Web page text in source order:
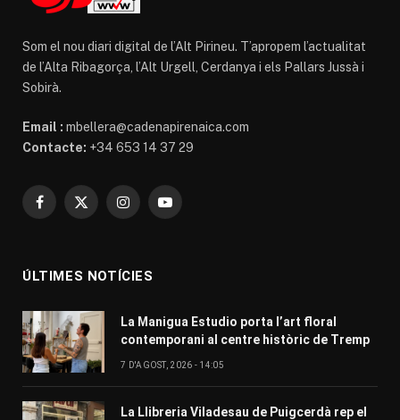
Som el nou diari digital de l’Alt Pirineu. T’apropem l’actualitat
de l’Alta Ribagorça, l’Alt Urgell, Cerdanya i els Pallars Jussà i
Sobirà.
Email : mbellera@cadenapirenaica.com
Contacte: +34 653 14 37 29
Facebook
X
InstagramYouTube
ÚLTIMES NOTÍCIES
La Manigua Estudio porta l’art floral
contemporani al centre històric de Tremp
7 D'AGOST, 2026 - 14:05
La Llibreria Viladesau de Puigcerdà rep el